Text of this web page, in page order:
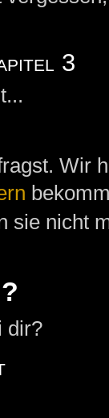
3
Wir
sie nicht
dir?